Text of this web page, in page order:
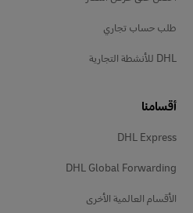
طلب حساب تجاري
DHL للأنشطة التجارية
أقسامنا
DHL Express
DHL Global Forwarding
الأقسام العالمية الأخرى